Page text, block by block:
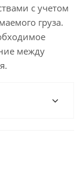
с учетом
груза.
между